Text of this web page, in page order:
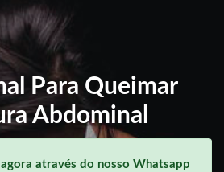
Para Queimar
Abdominal
através do nosso Whatsapp